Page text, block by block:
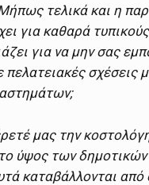
τελικά και η
για καθαρά
για να μην σας
πελατειακές σχέσεις
μας την
ύψος των
καταβάλλονται από